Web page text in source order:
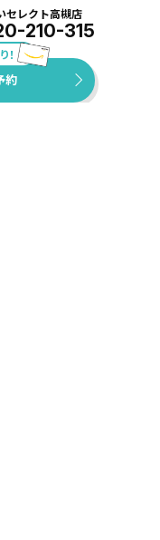
セレクト高槻店
210-315
！
約